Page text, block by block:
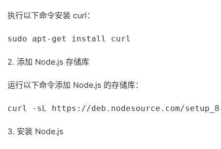
执行以下命令安装 curl：
sudo apt-get install curl
2. 添加 Node.js 存储库
运行以下命令添加 Node.js 的存储库：
curl -sL https://deb.nodesource.com/
3. 安装 Node.js